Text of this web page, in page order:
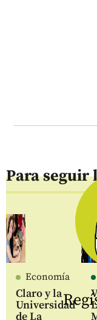
Para seguir
Economía
Claro y la
Universidad
de La